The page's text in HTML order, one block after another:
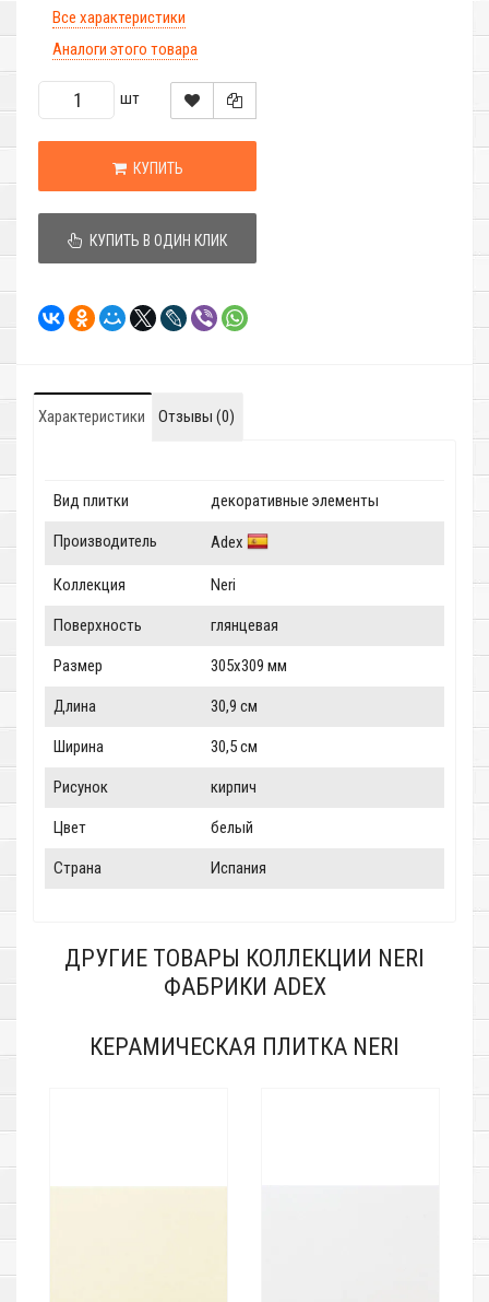
Все характеристики
Аналоги этого товара
шт
КУПИТЬ
КУПИТЬ В ОДИН КЛИК
Характеристики Отзывы (0)
Вид плитки декоративные элементы
Производитель Adex
Коллекция Neri
Поверхность глянцевая
Размер 305x309 мм
Длина 30,9 см
Ширина 30,5 см
Рисунок кирпич
Цвет белый
Страна Испания
ДРУГИЕ ТОВАРЫ КОЛЛЕКЦИИ NERI
ФАБРИКИ ADEX
КЕРАМИЧЕСКАЯ ПЛИТКА NERI